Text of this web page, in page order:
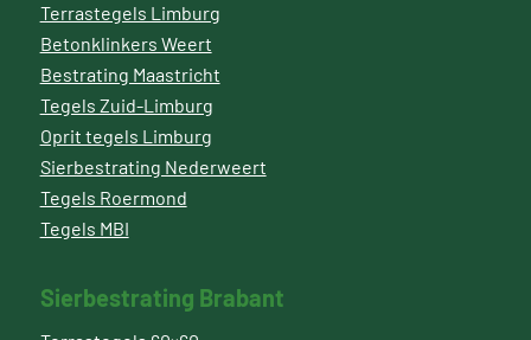
Terrastegels Limburg
Betonklinkers Weert
Bestrating Maastricht
Tegels Zuid-Limburg
Oprit tegels Limburg
Sierbestrating Nederweert
Tegels Roermond
Tegels MBI
Sierbestrating Brabant